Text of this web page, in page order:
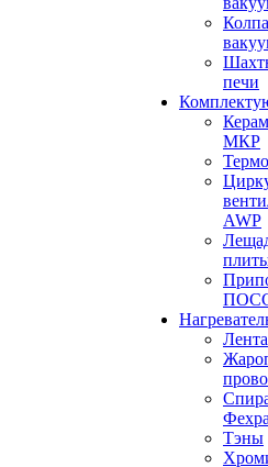
печи
МКР
AWP
Лента
Тэны